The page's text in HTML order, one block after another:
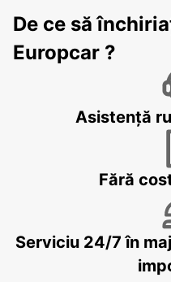
ZURICH - SWITZERLAND
ZURICH ETH
ZURICH
ZURICH - SWITZERLAND
De ce să
Europcar ?
Asistență
Fără
Serviciu 24/7 în